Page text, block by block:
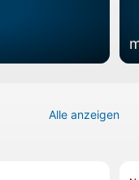
Alle anzeigen